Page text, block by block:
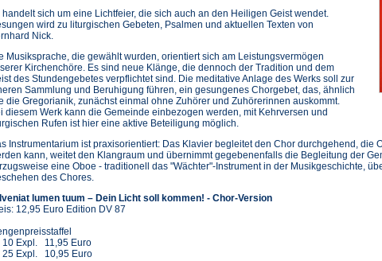
handelt sich um eine Lichtfeier, die sich auch an den Heiligen Geist wendet.
wird zu liturgischen Gebeten, Psalmen und aktuellen Texten von
Nick.
Musiksprache, die gewählt wurden, orientiert sich am Leistungsvermögen
Kirchenchöre. Es sind neue Klänge, die dennoch der Tradition und dem
des Stundengebetes verpflichtet sind. Die meditative Anlage des Werks soll zur
Sammlung und Beruhigung führen, ein gesungenes Chorgebet, das, ähnlich
die Gregorianik, zunächst einmal ohne Zuhörer und Zuhörerinnen auskommt.
diesem Werk kann die Gemeinde einbezogen werden, mit Kehrversen und
Rufen ist hier eine aktive Beteiligung möglich.
Instrumentarium ist praxisorientiert: Das Klavier begleitet den Chor durchgehend, die
kann, weitet den Klangraum und übernimmt gegebenenfalls die Begleitung der
eine Oboe - traditionell das "Wächter"-Instrument in der Musikgeschichte,
des Chores.
lumen tuum – Dein Licht soll kommen! - Chor-Version
12,95 Euro Edition DV 87
10 Expl. 11,95 Euro
25 Expl. 10,95 Euro